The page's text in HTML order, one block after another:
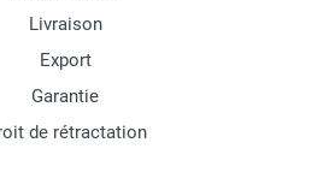
Livraison
Export
Garantie
de rétractation